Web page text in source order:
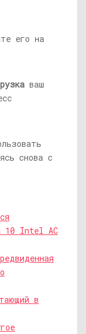
его на
ваш
снова с
10 Intel AC
в